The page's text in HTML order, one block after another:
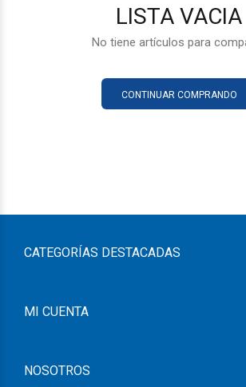
LISTA VACIA
No tiene artículos para
CONTINUAR COMPRANDO
CATEGORÍAS DESTACADAS
MI CUENTA
NOSOTROS